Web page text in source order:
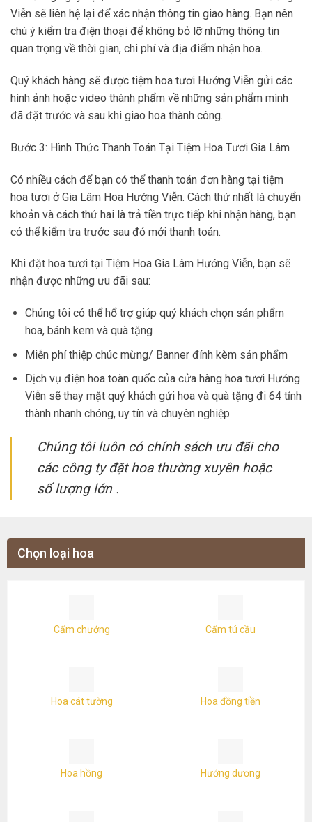
Viễn sẽ liên hệ lại để xác nhận thông tin giao hàng. Bạn nên
chú ý kiểm tra điện thoại để không bỏ lỡ những thông tin
quan trọng về thời gian, chi phí và địa điểm nhận hoa.
Quý khách hàng sẽ được tiệm hoa tươi Hướng Viễn gửi các
hình ảnh hoặc video thành phẩm về những sản phẩm mình
đã đặt trước và sau khi giao hoa thành công.
Bước 3: Hình Thức Thanh Toán Tại Tiệm Hoa Tươi Gia Lâm
Có nhiều cách để bạn có thể thanh toán đơn hàng tại tiệm
hoa tươi ở Gia Lâm Hoa Hướng Viễn. Cách thứ nhất là chuyển
khoản và cách thứ hai là trả tiền trực tiếp khi nhận hàng, bạn
có thể kiểm tra trước sau đó mới thanh toán.
Khi đặt hoa tươi tại Tiệm Hoa Gia Lâm Hướng Viễn, bạn sẽ
nhận được những ưu đãi sau:
Chúng tôi có thể hổ trợ giúp quý khách chọn sản phẩm
hoa, bánh kem và quà tặng
Miễn phí thiệp chúc mừng/ Banner đính kèm sản phẩm
Dịch vụ điện hoa toàn quốc của cửa hàng hoa tươi Hướng
Viễn sẽ thay mặt quý khách gửi hoa và quà tặng đi 64 tỉnh
thành nhanh chóng, uy tín và chuyên nghiệp
Chúng tôi luôn có chính sách ưu đãi cho
các công ty đặt hoa thường xuyên hoặc
số lượng lớn .
Chọn loại hoa
Cẩm chướng Cẩm tú cầu
Hoa cát tường Hoa đồng tiền
Hoa hồng Hướng dương